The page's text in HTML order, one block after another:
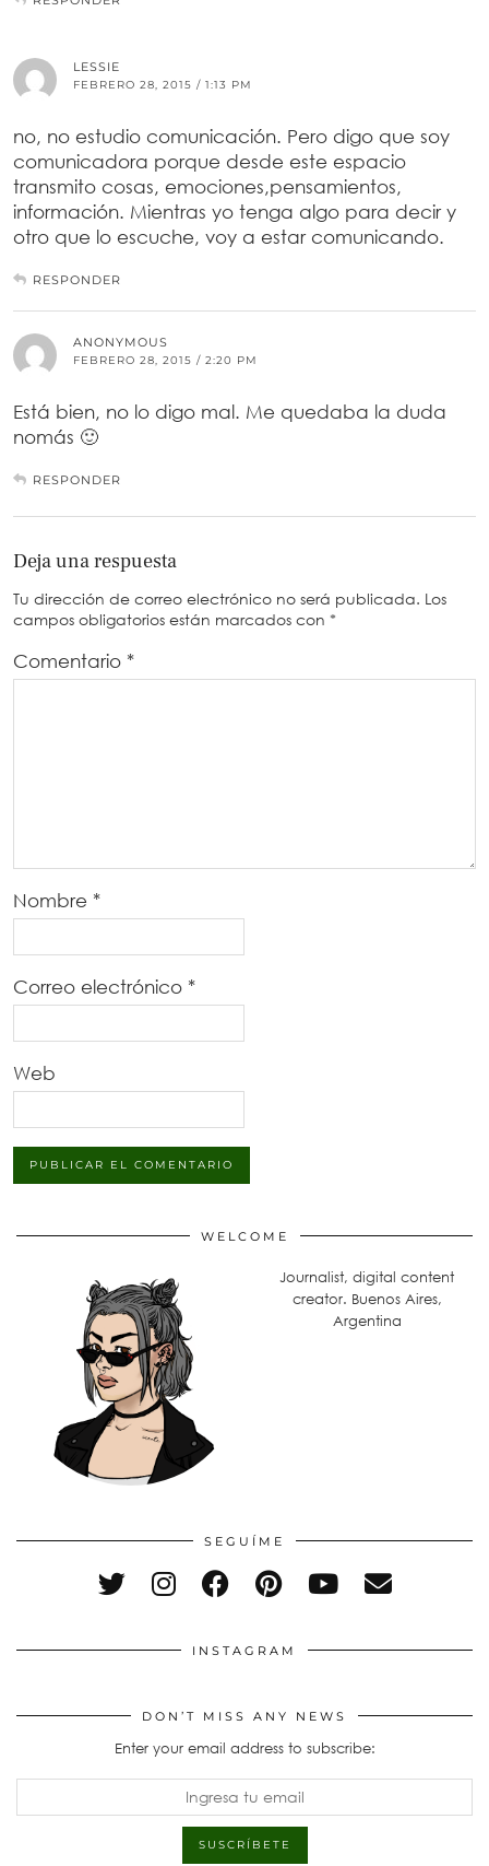
LESSIE
FEBRERO 28, 2015 / 1:13 PM
no, no estudio comunicación. Pero digo que soy
comunicadora porque desde este espacio
transmito cosas, emociones,pensamientos,
información. Mientras yo tenga algo para decir y
otro que lo escuche, voy a estar comunicando.
RESPONDER
ANONYMOUS
FEBRERO 28, 2015 / 2:20 PM
Está bien, no lo digo mal. Me quedaba la duda
nomás 🙂
RESPONDER
Deja una respuesta
Tu dirección de correo electrónico no será publicada. Los
campos obligatorios están marcados con *
Comentario *
Nombre *
Correo electrónico *
Web
WELCOME
Journalist, digital content
creator. Buenos Aires,
Argentina
SEGUÍME
INSTAGRAM
DON’T MISS ANY NEWS
Enter your email address to subscribe: